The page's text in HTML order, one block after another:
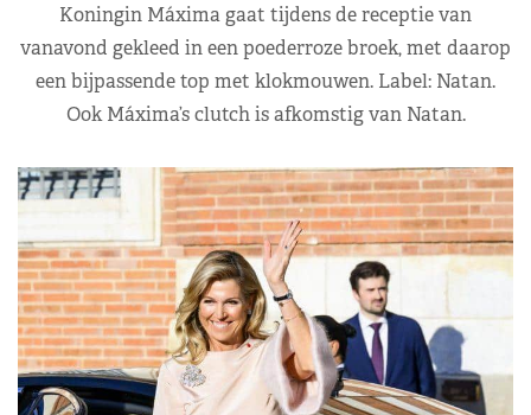
Koningin Máxima gaat tijdens de receptie van
vanavond gekleed in een poederroze broek, met daarop
een bijpassende top met klokmouwen. Label: Natan.
Ook Máxima’s clutch is afkomstig van Natan.